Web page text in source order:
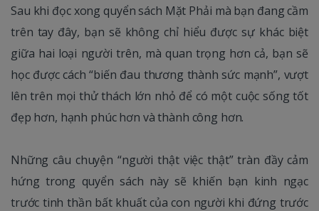
Sau khi đọc xong quyển sách Mặt Phải mà bạn đang cầm
trên tay đây, bạn sẽ không chỉ hiểu được sự khác biệt
giữa hai loại người trên, mà quan trọng hơn cả, bạn sẽ
học được cách “biến đau thương thành sức mạnh”, vượt
lên trên mọi thử thách lớn nhỏ để có một cuộc sống tốt
đẹp hơn, hạnh phúc hơn và thành công hơn.
Những câu chuyện “người thật việc thật” tràn đầy cảm
hứng trong quyển sách này sẽ khiến bạn kinh ngạc
trước tinh thần bất khuất của con người khi đứng trước